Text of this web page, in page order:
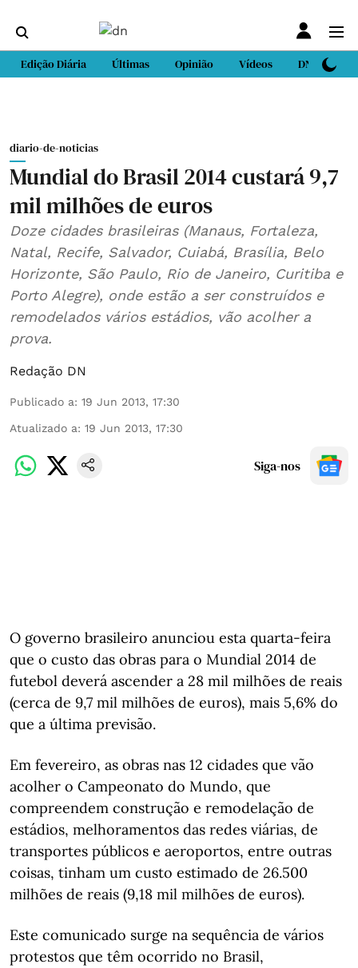
Edição Diária Últimas Opinião Vídeos DN Sport
diario-de-noticias
Mundial do Brasil 2014 custará 9,7
mil milhões de euros
Doze cidades brasileiras (Manaus, Fortaleza,
Natal, Recife, Salvador, Cuiabá, Brasília, Belo
Horizonte, São Paulo, Rio de Janeiro, Curitiba e
Porto Alegre), onde estão a ser construídos e
remodelados vários estádios, vão acolher a
prova.
Redação DN
Publicado a: 19 Jun 2013, 17:30
Atualizado a: 19 Jun 2013, 17:30
Siga-nos
O governo brasileiro anunciou esta quarta-feira
que o custo das obras para o Mundial 2014 de
futebol deverá ascender a 28 mil milhões de reais
(cerca de 9,7 mil milhões de euros), mais 5,6% do
que a última previsão.
Em fevereiro, as obras nas 12 cidades que vão
acolher o Campeonato do Mundo, que
compreendem construção e remodelação de
estádios, melhoramentos das redes viárias, de
transportes públicos e aeroportos, entre outras
coisas, tinham um custo estimado de 26.500
milhões de reais (9,18 mil milhões de euros).
Este comunicado surge na sequência de vários
protestos que têm ocorrido no Brasil,